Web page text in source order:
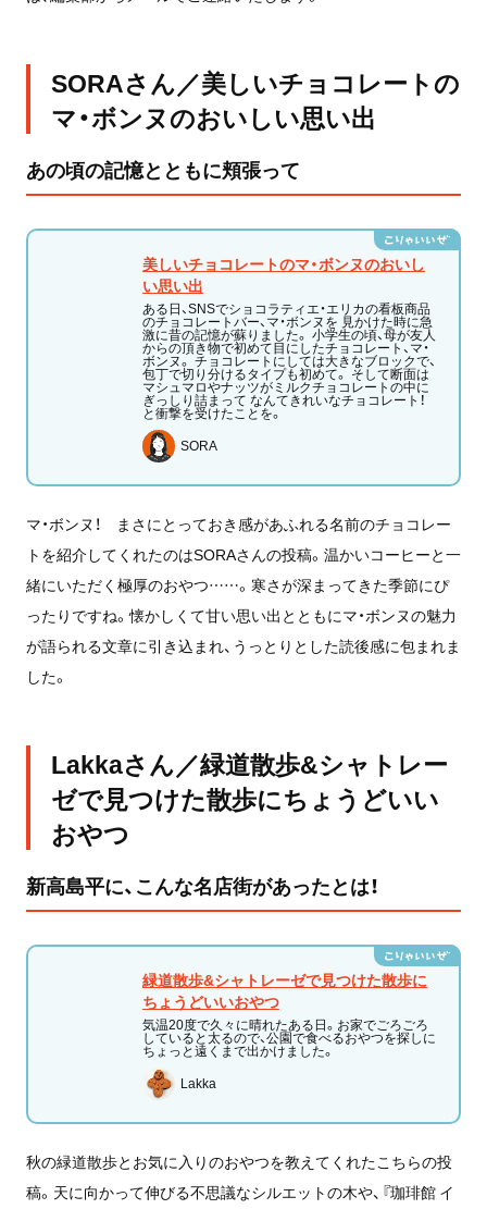
SORAさん／美しいチョコレートの
マ・ボンヌのおいしい思い出
あの頃の記憶とともに頬張って
美しいチョコレートのマ・ボンヌのおいし
い思い出
ある日、SNSでショコラティエ・エリカの看板商品
のチョコレートバー、マ・ボンヌを 見かけた時に急
激に昔の記憶が蘇りました。 小学生の頃、母が友人
からの頂き物で初めて目にしたチョコレート、マ・
ボンヌ。 チョコレートにしては大きなブロックで、
包丁で切り分けるタイプも初めて。 そして断面は
マシュマロやナッツがミルクチョコレートの中に
ぎっしり詰まって なんてきれいなチョコレート！
と衝撃を受けたことを。
SORA
マ・ボンヌ！ まさにとっておき感があふれる名前のチョコレー
トを紹介してくれたのはSORAさんの投稿。温かいコーヒーと一
緒にいただく極厚のおやつ……。寒さが深まってきた季節にぴ
ったりですね。懐かしくて甘い思い出とともにマ・ボンヌの魅力
が語られる文章に引き込まれ、うっとりとした読後感に包まれま
した。
Lakkaさん／緑道散歩&シャトレー
ゼで見つけた散歩にちょうどいい
おやつ
新高島平に、こんな名店街があったとは！
緑道散歩&シャトレーゼで見つけた散歩に
ちょうどいいおやつ
気温20度で久々に晴れたある日。お家でごろごろ
していると太るので、公園で食べるおやつを探しに
ちょっと遠くまで出かけました。
Lakka
秋の緑道散歩とお気に入りのおやつを教えてくれたこちらの投
稿。天に向かって伸びる不思議なシルエットの木や、『珈琲館 イ